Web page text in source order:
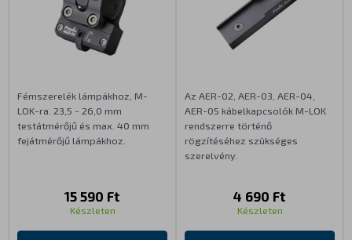
Fémszerelék lámpákhoz, M-
LOK-ra. 23,5 - 26,0 mm
testátmérőjű és max. 40 mm
fejátmérőjű lámpákhoz.
15 590 Ft
Készleten
Az AER-02, AER-03, AER-04,
AER-05 kábelkapcsolók M-LOK
rendszerre történő
rögzítéséhez szükséges
szerelvény.
4 690 Ft
Készleten